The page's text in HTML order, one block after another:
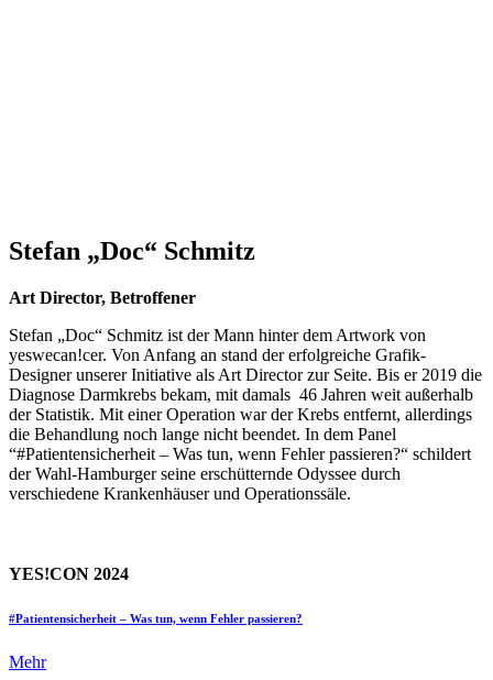
Stefan „Doc“ Schmitz
Art Director, Betroffener
Stefan „Doc“ Schmitz ist der Mann hinter dem Artwork von
yeswecan!cer. Von Anfang an stand der erfolgreiche Grafik-
Designer unserer Initiative als Art Director zur Seite. Bis er 2019 die
Diagnose Darmkrebs bekam, mit damals 46 Jahren weit außerhalb
der Statistik. Mit einer Operation war der Krebs entfernt, allerdings
die Behandlung noch lange nicht beendet. In dem Panel
“#Patientensicherheit – Was tun, wenn Fehler passieren?“ schildert
der Wahl-Hamburger seine erschütternde Odyssee durch
verschiedene Krankenhäuser und Operationssäle.
YES!CON 2024
#Patientensicherheit – Was tun, wenn Fehler passieren?
Mehr